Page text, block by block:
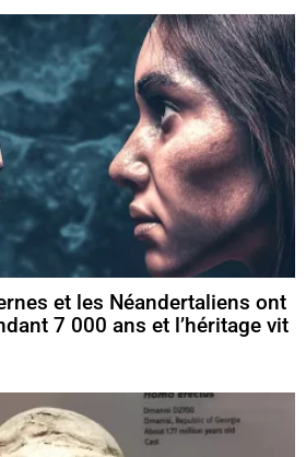
et les Néandertaliens ont
7 000 ans et l’héritage vit